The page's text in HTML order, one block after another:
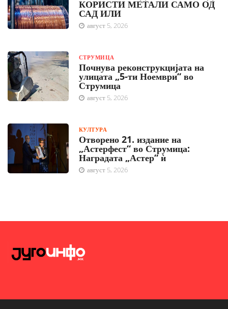
КОРИСТИ МЕТАЛИ САМО ОД
САД ИЛИ
август 5, 2026
СТРУМИЦА
Почнува реконструкцијата на
улицата „5-ти Ноември“ во
Струмица
август 5, 2026
КУЛТУРА
Отворено 21. издание на
„Астерфест“ во Струмица:
Наградата „Астер“ ѝ
август 5, 2026